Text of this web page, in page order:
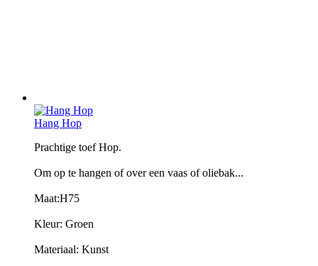
Hang Hop
Prachtige toef Hop.
Om op te hangen of over een vaas of oliebak...
Maat:H75
Kleur: Groen
Materiaal: Kunst